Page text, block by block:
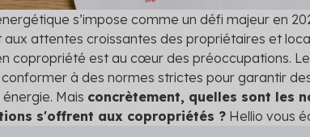
s’impose comme un défi majeur en
aux attentes croissantes des propriétaires et
copropriété est au cœur des préoccupations.
à des normes strictes pour garantir
Mais concrètement, quelles sont les
s'offrent aux copropriétés ? Hellio vous